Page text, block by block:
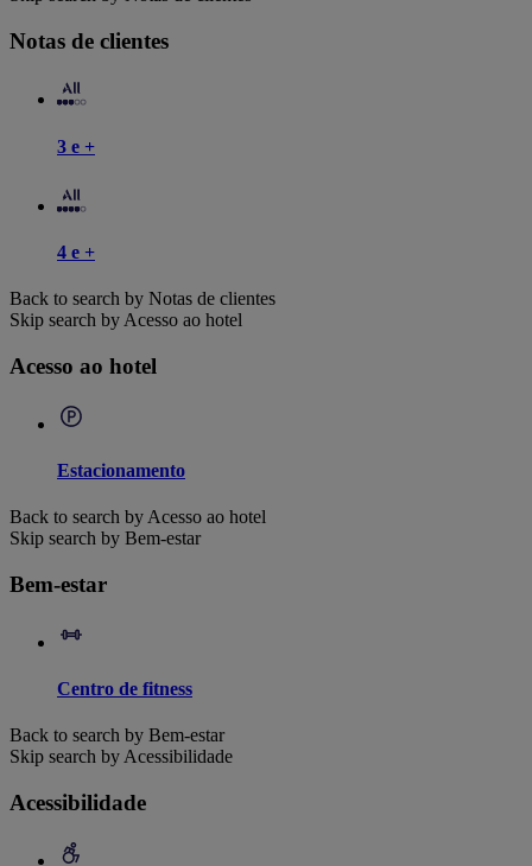
Notas de clientes
3 e +
4 e +
Back to search by Notas de clientes
Skip search by Acesso ao hotel
Acesso ao hotel
Estacionamento
Back to search by Acesso ao hotel
Skip search by Bem-estar
Bem-estar
Centro de fitness
Back to search by Bem-estar
Skip search by Acessibilidade
Acessibilidade